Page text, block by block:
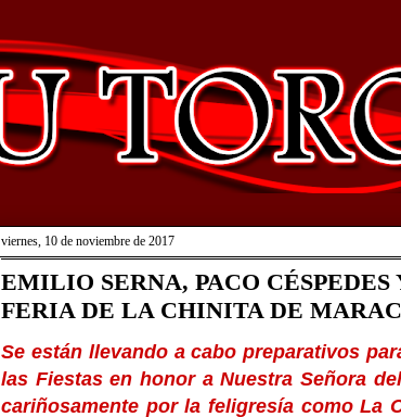
viernes, 10 de noviembre de 2017
EMILIO SERNA, PACO
FERIA DE LA CHINITA DE
Se están llevando a cabo preparativos
las Fiestas en honor a Nuestra Señora
cariñosamente por la feligresía como La